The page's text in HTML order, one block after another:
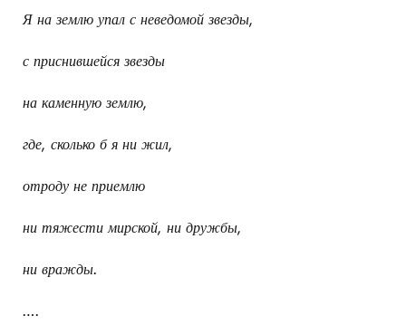
Я на землю упал с неведомой звезды,
с приснившейся звезды
на каменную землю,
где, сколько б я ни жил,
отроду не приемлю
ни тяжести мирской, ни дружбы,
ни вражды.
….